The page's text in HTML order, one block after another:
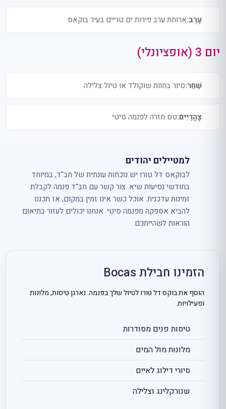
עֶרֶב:ארוחת ערב פירות ים טריים בעיר בוקאס
יום 3 (אופציונלי)
שַׁחַר:סיור בחוות שוקולד או טיול צלילה
צָהֳרַיִים:טס חזרה לפנמה סיטי
למטיילים יהודים
לבוקאס דל טורו יש נוכחות עונתית של חב"ד, במיוחד
בחודשי נסיעות שיא. צור קשר עם חב"ד פנמה לקבלת
זמינות עדכנית. אוכל כשר אינו זמין במקום, אז תכננו
להביא אספקה ​​מפנמה סיטי. אנחנו יכולים לעזור בתיאום
הוראות לשהייתכם.
הזמינו חבילת Bocas
הוסף את בוקס דל טורו לטיול שלך בפנמה. נארגן טיסות, מלונות
ופעילויות.
טיסות פנים מסודרות
מלונות מול המים
סיורי דילוג לאיים
שנורקלינג וצלילה